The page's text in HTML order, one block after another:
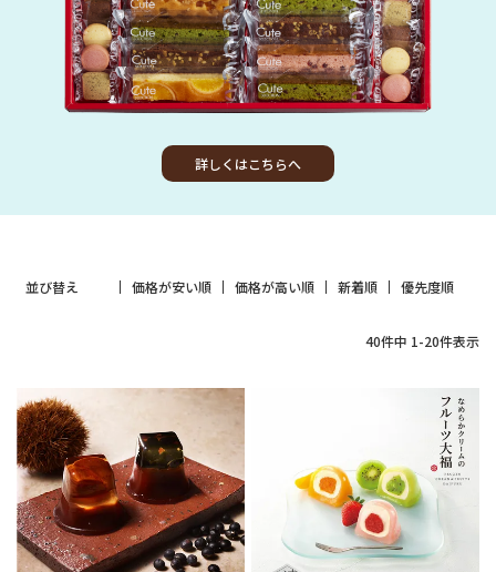
詳しくはこちらへ
並び替え 価格が安い順 価格が高い順 新着順 優先度順
40件中 1-20件表示